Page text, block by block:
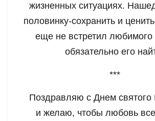
жизненных ситуациях.
половинку-сохранить и
еще не встретил любимого
обязательно его
***
Поздравляю с Днем святого
и желаю, чтобы любовь